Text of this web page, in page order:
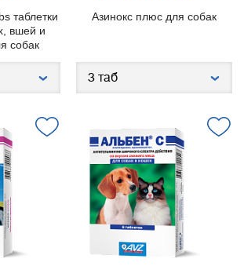
таблетки
вшей и
собак
Азинокс плюс для собак